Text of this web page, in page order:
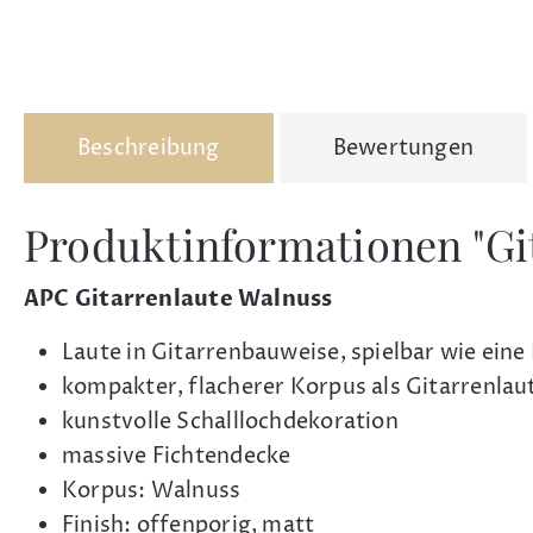
Beschreibung Bewertungen
Produktinformationen
APC Gitarrenlaute Walnuss
Laute in Gitarrenbauweise, spielbar wie
kompakter, flacherer Korpus als
kunstvolle Schalllochdekoration
massive Fichtendecke
Korpus: Walnuss
Finish: offenporig, matt